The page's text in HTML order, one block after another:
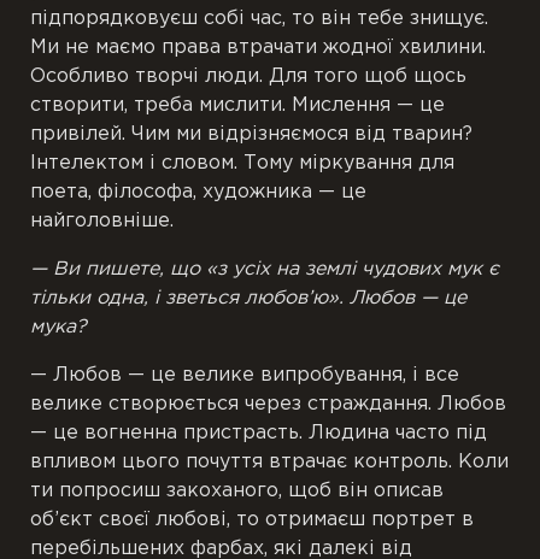
підпорядковуєш собі час, то він тебе знищує.
Ми не маємо права втрачати жодної хвилини.
Особливо творчі люди. Для того щоб щось
створити, треба мислити. Мислення — це
привілей. Чим ми відрізняємося від тварин?
Інтелектом і словом. Тому міркування для
поета, філософа, художника — це
найголовніше.
— Ви пишете, що «з усіх на землі чудових мук є
тільки одна, і зветься любов’ю». Любов — це
мука?
— Любов — це велике випробування, і все
велике створюється через страждання. Любов
— це вогненна пристрасть. Людина часто під
впливом цього почуття втрачає контроль. Коли
ти попросиш закоханого, щоб він описав
об’єкт своєї любові, то отримаєш портрет в
перебільшених фарбах, які далекі від